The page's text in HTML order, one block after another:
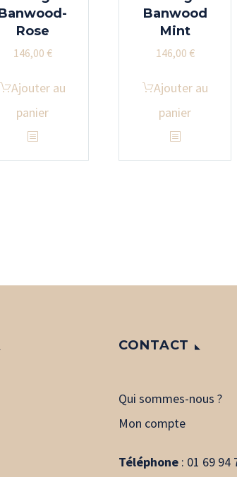
Rose
146,00 €
Ajouter au
panier
Banwood
Mint
146,00 €
Ajouter au
panier
CONTACT
Qui sommes-nous ?
Mon compte
Téléphone : 01 69 94